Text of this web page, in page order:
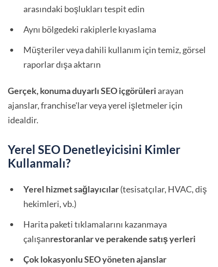
arasındaki boşlukları tespit edin
Aynı bölgedeki rakiplerle kıyaslama
Müşteriler veya dahili kullanım için temiz, görsel
raporlar dışa aktarın
Gerçek, konuma duyarlı SEO içgörüleri arayan
ajanslar, franchise'lar veya yerel işletmeler için
idealdir.
Yerel SEO Denetleyicisini Kimler
Kullanmalı?
Yerel hizmet sağlayıcılar(tesisatçılar, HVAC, diş
hekimleri, vb.)
Harita paketi tıklamalarını kazanmaya
çalışanrestoranlar ve perakende satış yerleri
Çok lokasyonlu SEO yöneten ajanslar